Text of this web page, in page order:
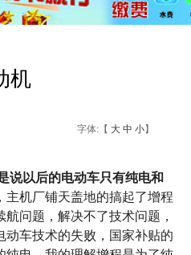
机
字体:【 大 中 小】
说以后的电动车只有纯电和
主机厂铺天盖地的搞起了增程
问题，解决不了技术问题，
车技术的失败，国家补贴的